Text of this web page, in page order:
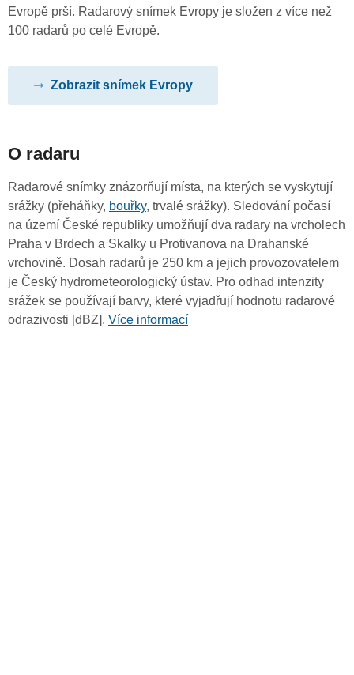
Evropě prší. Radarový snímek Evropy je složen z více než
100 radarů po celé Evropě.
Zobrazit snímek Evropy
O radaru
Radarové snímky znázorňují místa, na kterých se vyskytují
srážky (přeháňky, bouřky, trvalé srážky). Sledování počasí
na území České republiky umožňují dva radary na vrcholech
Praha v Brdech a Skalky u Protivanova na Drahanské
vrchovině. Dosah radarů je 250 km a jejich provozovatelem
je Český hydrometeorologický ústav. Pro odhad intenzity
srážek se používají barvy, které vyjadřují hodnotu radarové
odrazivosti [dBZ]. Více informací